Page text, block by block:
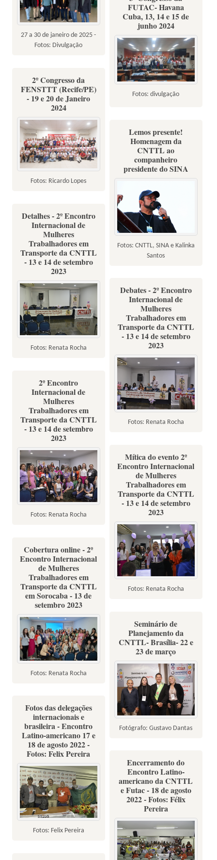
27 a 30 de janeiro de 2025 -
Fotos: Divulgação
FUTAC- Havana
Cuba, 13, 14 e 15 de
junho 2024
Fotos: divulgação
2º Congresso da
FENSTTT (Recife/PE)
- 19 e 20 de Janeiro
2024
Fotos: Ricardo Lopes
Lemos presente!
Homenagem da
CNTTL ao
companheiro
presidente do SINA
Fotos: CNTTL, SINA e Kalinka
Santos
Detalhes - 2º Encontro
Internacional de
Mulheres
Trabalhadores em
Transporte da CNTTL
- 13 e 14 de setembro
2023
Fotos: Renata Rocha
Debates - 2º Encontro
Internacional de
Mulheres
Trabalhadores em
Transporte da CNTTL
- 13 e 14 de setembro
2023
Fotos: Renata Rocha
2º Encontro
Internacional de
Mulheres
Trabalhadores em
Transporte da CNTTL
- 13 e 14 de setembro
2023
Fotos: Renata Rocha
Mítica do evento 2º
Encontro Internacional
de Mulheres
Trabalhadores em
Transporte da CNTTL
- 13 e 14 de setembro
2023
Fotos: Renata Rocha
Cobertura online - 2º
Encontro Internacional
de Mulheres
Trabalhadores em
Transporte da CNTTL
em Sorocaba - 13 de
setembro 2023
Fotos: Renata Rocha
Seminário de
Planejamento da
CNTTL- Brasília- 22 e
23 de março
Fotógrafo: Gustavo Dantas
Fotos das delegações
internacionais e
brasileira - Encontro
Latino-americano 17 e
18 de agosto 2022 -
Fotos: Felix Pereira
Fotos: Felix Pereira
Encerramento do
Encontro Latino-
americano da CNTTL
e Futac - 18 de agosto
2022 - Fotos: Félix
Pereira